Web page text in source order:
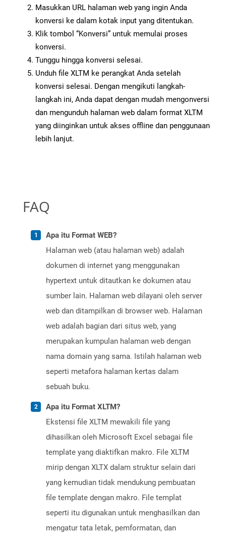
Masukkan URL halaman web yang ingin Anda
konversi ke dalam kotak input yang ditentukan.
Klik tombol “Konversi” untuk memulai proses
konversi.
Tunggu hingga konversi selesai.
Unduh file XLTM ke perangkat Anda setelah
konversi selesai. Dengan mengikuti langkah-
langkah ini, Anda dapat dengan mudah mengonversi
dan mengunduh halaman web dalam format XLTM
yang diinginkan untuk akses offline dan penggunaan
lebih lanjut.
FAQ
Apa itu Format WEB?
Halaman web (atau halaman web) adalah
dokumen di internet yang menggunakan
hypertext untuk ditautkan ke dokumen atau
sumber lain. Halaman web dilayani oleh server
web dan ditampilkan di browser web. Halaman
web adalah bagian dari situs web, yang
merupakan kumpulan halaman web dengan
nama domain yang sama. Istilah halaman web
seperti metafora halaman kertas dalam
sebuah buku.
Apa itu Format XLTM?
Ekstensi file XLTM mewakili file yang
dihasilkan oleh Microsoft Excel sebagai file
template yang diaktifkan makro. File XLTM
mirip dengan XLTX dalam struktur selain dari
yang kemudian tidak mendukung pembuatan
file template dengan makro. File templat
seperti itu digunakan untuk menghasilkan dan
mengatur tata letak, pemformatan, dan